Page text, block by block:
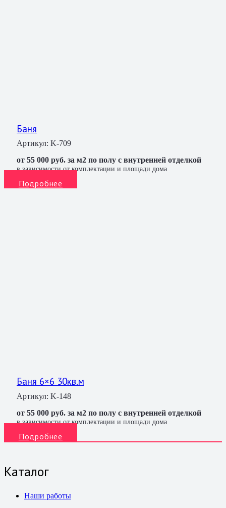
Баня
Артикул: K-709
от 55 000 руб. за м2 по полу с внутренней отделкой
в зависимости от комплектации и площади дома
Подробнее
Баня 6×6 30кв.м
Артикул: K-148
от 55 000 руб. за м2 по полу с внутренней отделкой
в зависимости от комплектации и площади дома
Подробнее
Каталог
Наши работы